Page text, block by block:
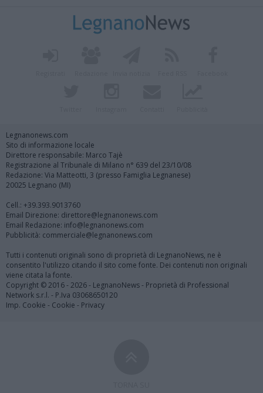
Legnanonews.com
Sito di informazione locale
Direttore responsabile: Marco Tajè
Registrazione al Tribunale di Milano n° 639 del 23/10/08
Redazione: Via Matteotti, 3 (presso Famiglia Legnanese)
20025 Legnano (MI)
Cell.: +39.393.9013760
Email Direzione: direttore@legnanonews.com
Email Redazione: info@legnanonews.com
Pubblicità: commerciale@legnanonews.com
Tutti i contenuti originali sono di proprietà di LegnanoNews, ne è
consentito l'utilizzo citando il sito come fonte. Dei contenuti non originali
viene citata la fonte.
Copyright © 2016 - 2026 - LegnanoNews - Proprietà di Professional
Network s.r.l. - P.Iva 03068650120
Imp. Cookie - Cookie - Privacy